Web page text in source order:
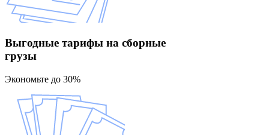
Выгодные тарифы на сборные
грузы
Экономьте до 30%